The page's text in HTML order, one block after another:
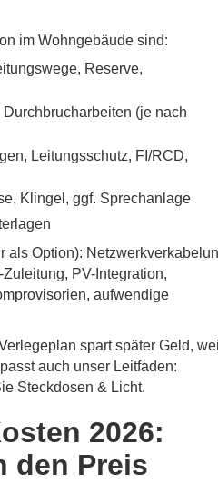
im Wohngebäude sind:
Reserve,
(je nach
Leitungsschutz, FI/RCD,
Klingel, ggf. Sprechanlage
als Option):
PV-Integration,
aufwendige
spart später Geld,
auch unser Leitfaden:
Steckdosen & Licht.
2026:
den Preis